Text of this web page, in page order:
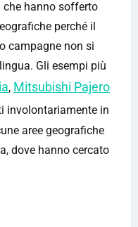
hanno sofferto
perché il
campagne non si
Gli esempi più
, Mitsubishi Pajero
involontariamente in
aree geografiche
dove hanno cercato